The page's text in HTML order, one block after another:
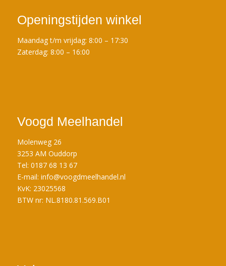
Openingstijden winkel
Maandag t/m vrijdag: 8:00 – 17:30
Zaterdag: 8:00 – 16:00
Voogd Meelhandel
Molenweg 26
3253 AM Ouddorp
Tel: 0187 68 13 67
E-mail: info@voogdmeelhandel.nl
KvK: 23025568
BTW nr: NL.8180.81.569.B01